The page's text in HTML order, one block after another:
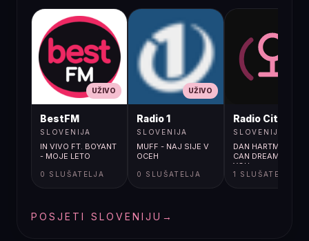
UŽIVO
BestFM
SLOVENIJA
IN VIVO FT. BOYANT
- MOJE LETO
0 SLUŠATELJA
UŽIVO
Radio 1
SLOVENIJA
MUFF - NAJ SIJE V
OCEH
0 SLUŠATELJA
Radio City
SLOVENIJA
DAN HARTMAN / I
CAN DREAM ABOUT
YOU
1 SLUŠATELJA
POSJETI SLOVENIJU →